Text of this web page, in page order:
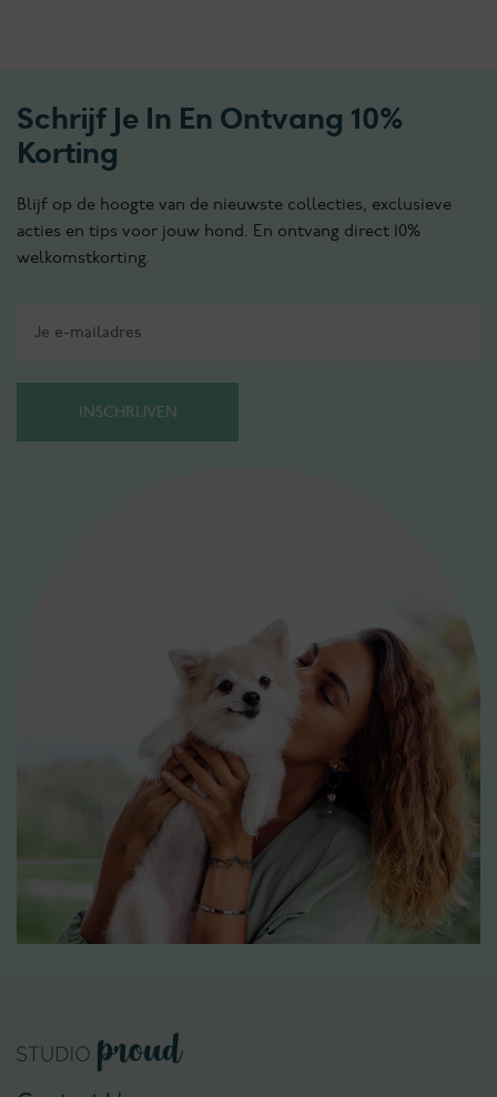
Schrijf Je In En Ontvang 10%
Korting
Blijf op de hoogte van de nieuwste collecties, exclusieve
acties en tips voor jouw hond. En ontvang direct 10%
welkomstkorting.